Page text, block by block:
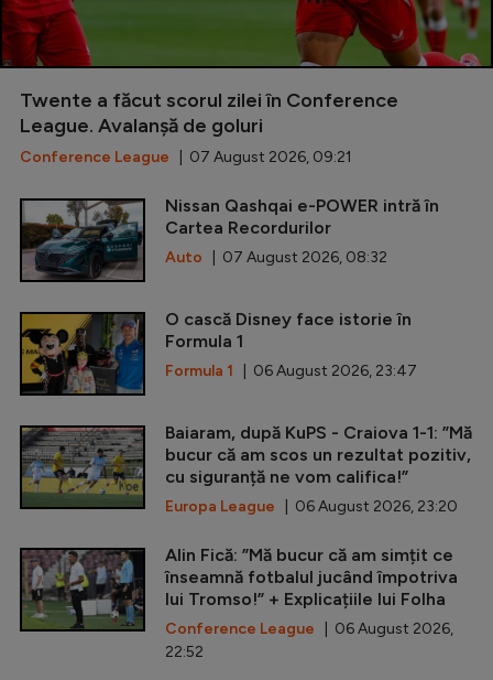
Twente a făcut scorul zilei în Conference
League. Avalanșă de goluri
Conference League | 07 August 2026, 09:21
Nissan Qashqai e-POWER intră în
Cartea Recordurilor
Auto | 07 August 2026, 08:32
O cască Disney face istorie în
Formula 1
Formula 1 | 06 August 2026, 23:47
Baiaram, după KuPS - Craiova 1-1: ”Mă
bucur că am scos un rezultat pozitiv,
cu siguranță ne vom califica!”
Europa League | 06 August 2026, 23:20
Alin Fică: ”Mă bucur că am simțit ce
înseamnă fotbalul jucând împotriva
lui Tromso!” + Explicațiile lui Folha
Conference League | 06 August 2026,
22:52